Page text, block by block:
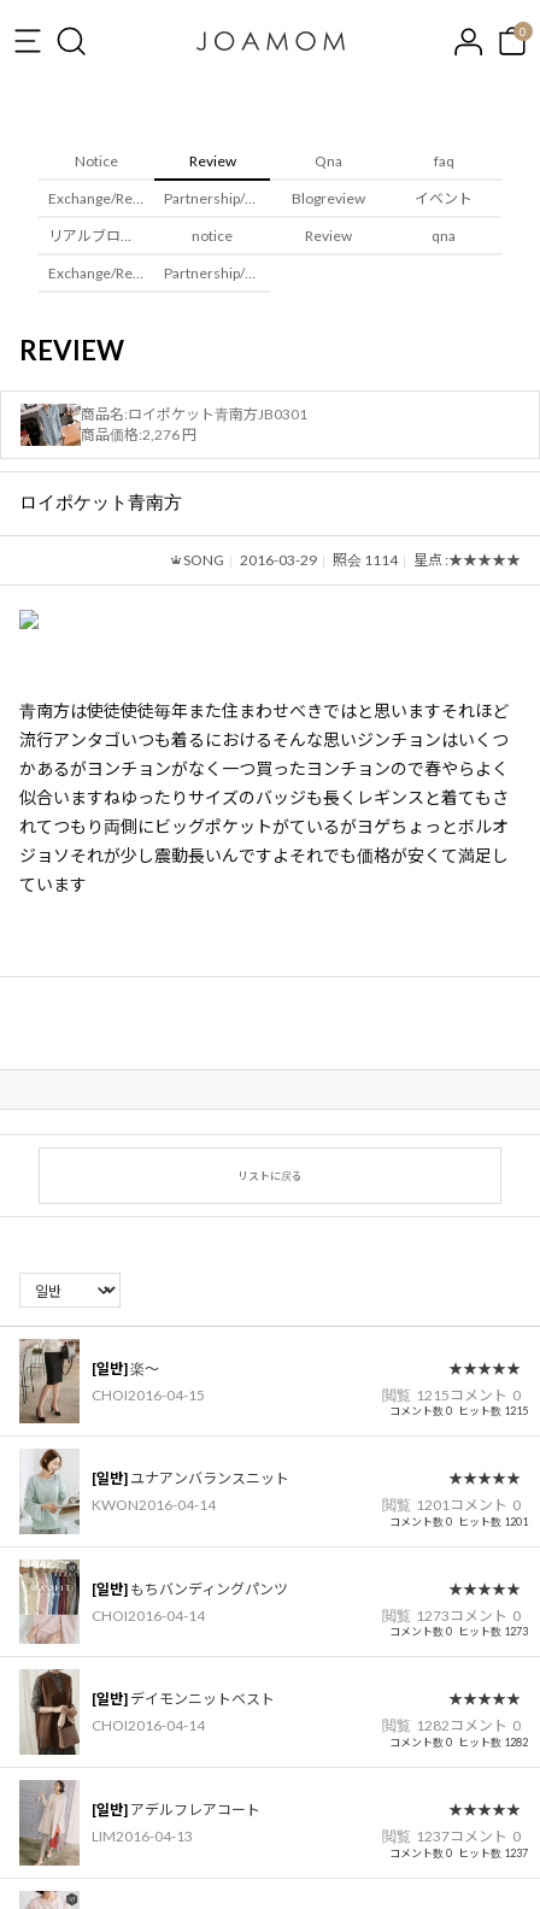
0
Notice Review Qna faq
Exchange/Returns Partnership/Wholesale Blogreview イベント
リアルブロガレビュー notice Review qna
Exchange/Returns Partnership/Wholesale
REVIEW
商品名:ロイポケット青南方JB0301
商品価格:2,276 円
ロイポケット青南方
SONG 2016-03-29 照会 1114 星点 :★★★★★
青南方は使徒使徒毎年また住まわせべきではと思いますそれほど
流行アンタゴいつも着るにおけるそんな思いジンチョンはいくつ
かあるがヨンチョンがなく一つ買ったヨンチョンので春やらよく
似合いますねゆったりサイズのバッジも長くレギンスと着てもさ
れてつもり両側にビッグポケットがているがヨゲちょっとボルオ
ジョソそれが少し震動長いんですよそれでも価格が安くて満足し
ています
リストに戻る
コメント数 0 ヒット数 1215
[일반]楽〜
★★★★★
CHOI2016-04-15 閲覧 1215 コメント 0
コメント数 0 ヒット数 1201
[일반] ユナアンバランスニット
★★★★★
KWON2016-04-14 閲覧 1201コメント 0
コメント数 0 ヒット数 1273
[일반] もちバンディングパンツ
★★★★★
CHOI2016-04-14 閲覧 1273 コメント 0
コメント数 0 ヒット数 1282
[일반] デイモンニットベスト
★★★★★
CHOI2016-04-14 閲覧 1282 コメント 0
コメント数 0 ヒット数 1237
[일반] アデルフレアコート
★★★★★
LIM2016-04-13 閲覧 1237コメント 0